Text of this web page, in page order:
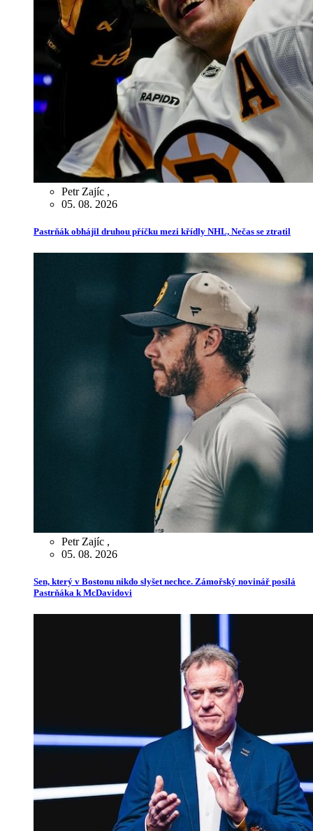
Petr Zajíc ,
05. 08. 2026
Pastrňák obhájil druhou příčku mezi křídly NHL, Nečas se ztratil
Petr Zajíc ,
05. 08. 2026
Sen, který v Bostonu nikdo slyšet nechce. Zámořský novinář posílá
Pastrňáka k McDavidovi